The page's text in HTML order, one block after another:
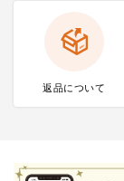
返品について